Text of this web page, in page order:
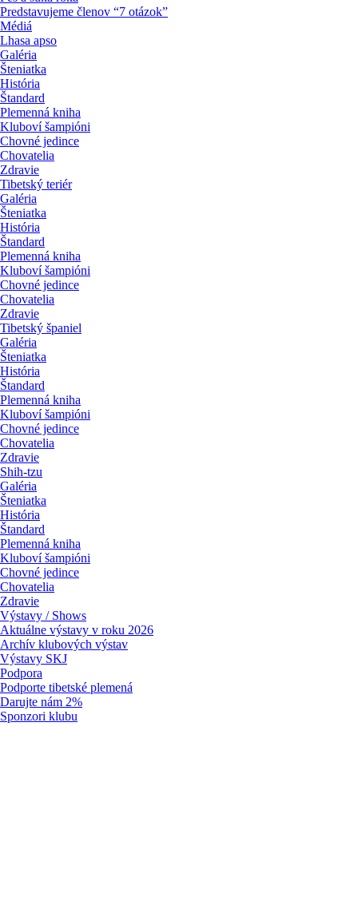
Predstavujeme členov “7 otázok”
Médiá
Lhasa apso
Galéria
Šteniatka
História
Štandard
Plemenná kniha
Kluboví šampióni
Chovné jedince
Chovatelia
Zdravie
Tibetský teriér
Galéria
Šteniatka
História
Štandard
Plemenná kniha
Kluboví šampióni
Chovné jedince
Chovatelia
Zdravie
Tibetský španiel
Galéria
Šteniatka
História
Štandard
Plemenná kniha
Kluboví šampióni
Chovné jedince
Chovatelia
Zdravie
Shih-tzu
Galéria
Šteniatka
História
Štandard
Plemenná kniha
Kluboví šampióni
Chovné jedince
Chovatelia
Zdravie
Výstavy / Shows
Aktuálne výstavy v roku 2026
Archív klubových výstav
Výstavy SKJ
Podpora
Podporte tibetské plemená
Darujte nám 2%
Sponzori klubu